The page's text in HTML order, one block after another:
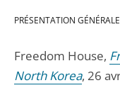
PRÉSENTATION GÉNÉRALE
Freedom House,
North Korea, 26